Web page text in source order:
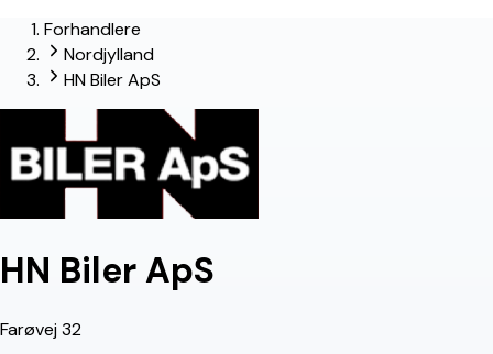
lead-forhandler
Forhandlere
Nordjylland
HN Biler ApS
HN Biler ApS
Farøvej 32